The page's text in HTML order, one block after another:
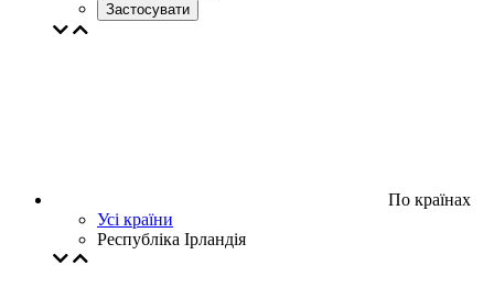
Застосувати
По країнах
Усі країни
Республіка Ірландія